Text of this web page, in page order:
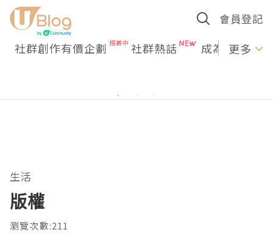
會員登記
社群創作有價企劃 社群熱話 成為U更多
生活
版權
瀏覽次數:211